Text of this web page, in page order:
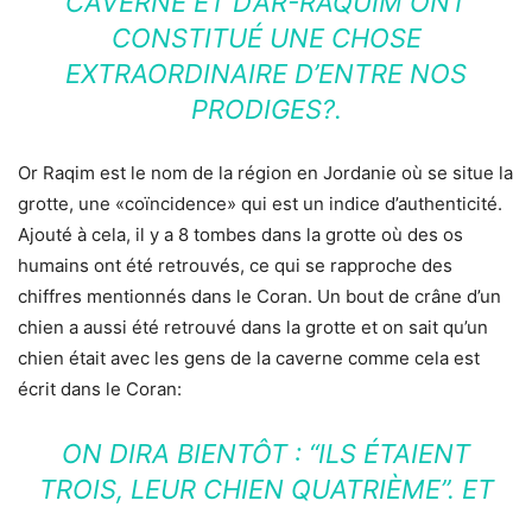
CONSTITUÉ UNE CHOSE
EXTRAORDINAIRE D’ENTRE NOS
PRODIGES?.
Or Raqim est le nom de la région en Jordanie où se situe la
grotte, une «coïncidence» qui est un indice d’authenticité.
Ajouté à cela, il y a 8 tombes dans la grotte où des os
humains ont été retrouvés, ce qui se rapproche des
chiffres mentionnés dans le Coran. Un bout de crâne d’un
chien a aussi été retrouvé dans la grotte et on sait qu’un
chien était avec les gens de la caverne comme cela est
écrit dans le Coran:
ON DIRA BIENTÔT : “ILS ÉTAIENT
TROIS, LEUR CHIEN QUATRIÈME”. ET